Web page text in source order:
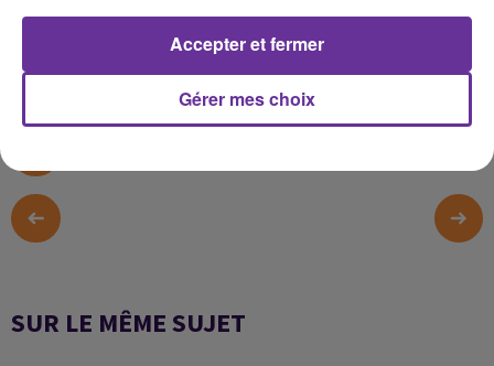
SUR LE MÊME SUJET
Gérer mes choix
Accepter et fermer